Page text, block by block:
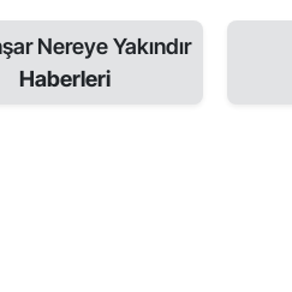
Nereye Yakındır
Haberleri